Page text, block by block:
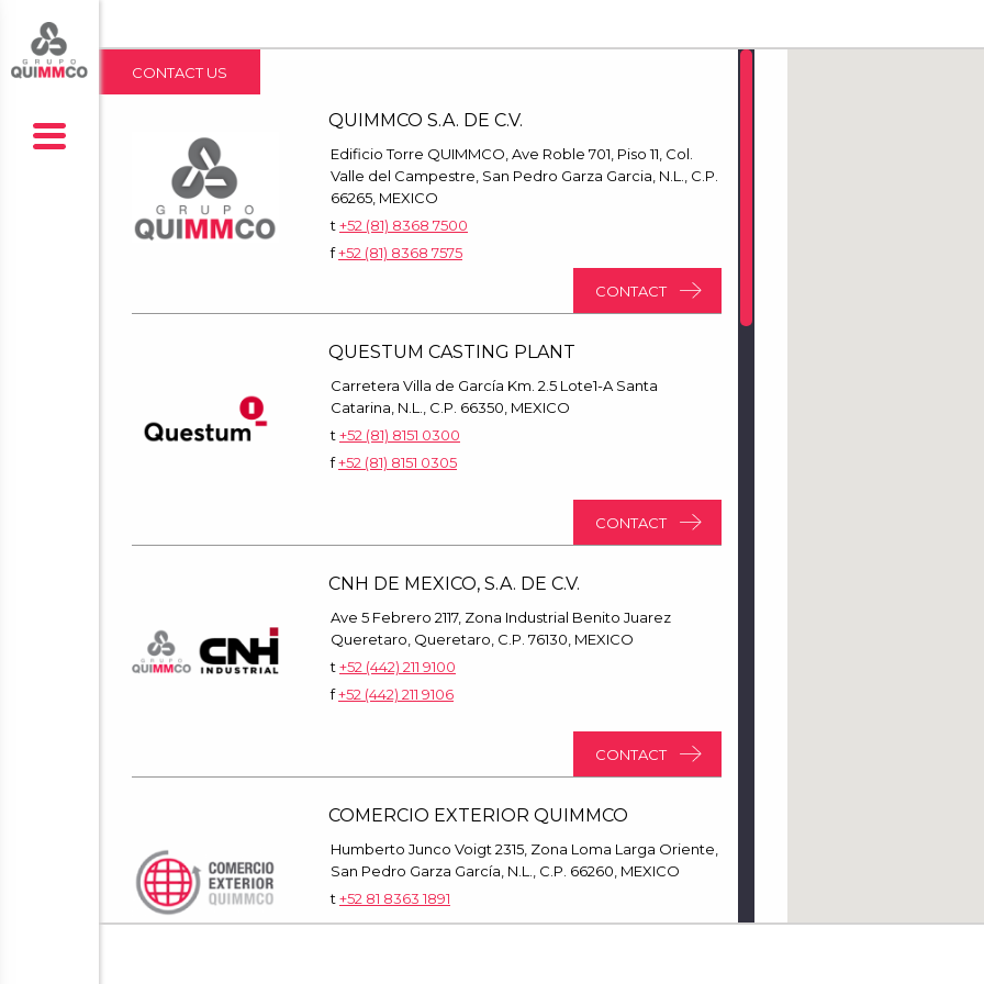
QUIMMCO S.A. DE C.V.
Edificio Torre QUIMMCO, Ave Roble 701, Piso 11, Col.
Valle del Campestre, San Pedro Garza Garcia, N.L., C.P.
66265, MEXICO
t +52 (81) 8368 7500
f+52 (81) 8368 7575
CONTACT
QUESTUM CASTING PLANT
Carretera Villa de García Km. 2.5 Lote1-A Santa
Catarina, N.L., C.P. 66350, MEXICO
t +52 (81) 8151 0300
f+52 (81) 8151 0305
CONTACT
CNH DE MEXICO, S.A. DE C.V.
Ave 5 Febrero 2117, Zona Industrial Benito Juarez
Queretaro, Queretaro, C.P. 76130, MEXICO
t +52 (442) 211 9100
f+52 (442) 211 9106
CONTACT
COMERCIO EXTERIOR QUIMMCO
Humberto Junco Voigt 2315, Zona Loma Larga Oriente,
San Pedro Garza García, N.L., C.P. 66260, MEXICO
t +52 81 8363 1891
CONTACT US